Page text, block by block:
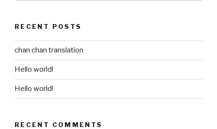
RECENT POSTS
chan chan translation
Hello world!
Hello world!
RECENT COMMENTS